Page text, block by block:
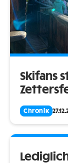
Skifans
Chronik